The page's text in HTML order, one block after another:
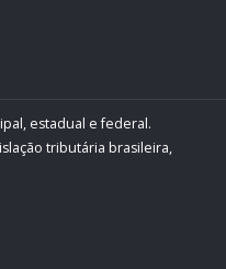
estadual e federal.
tributária brasileira,